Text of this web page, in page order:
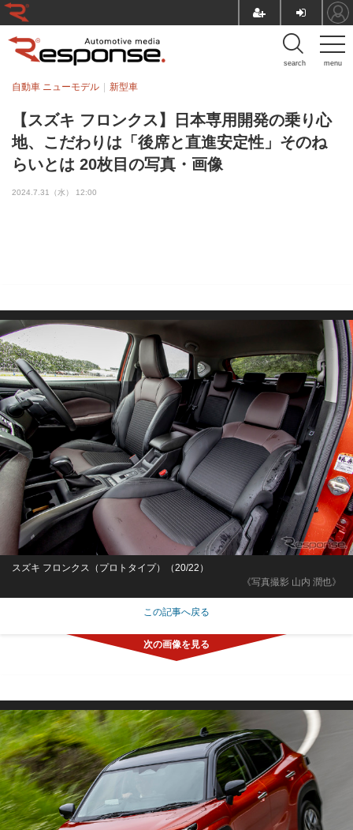
menu
search
【スズキ フロンクス】日本専用開発の乗り心
地、こだわりは「後席と直進安定性」そのね
らいとは 20枚目の写真・画像
自動車 ニューモデル 新型車
2024.7.31（水） 12:00
《写真撮影 山内 潤也》
スズキ フロンクス（プロトタイプ）（20/22）
この記事へ戻る